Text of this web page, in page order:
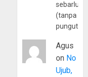
(tanpa
Agus
on No
Ujub,